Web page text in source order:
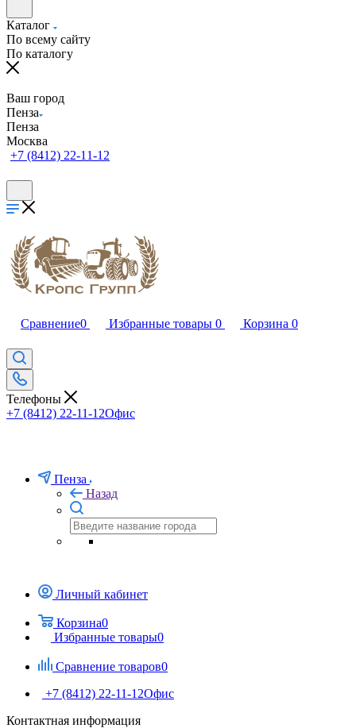
Каталог
По всему сайту
По каталогу
Ваш город
Пенза
Пенза
Москва
+7 (8412) 22-11-12
Сравнение0 Избранные товары 0 Корзина 0
Телефоны
+7 (8412) 22-11-12Офис
Пенза
Назад
Личный кабинет
Корзина0
Избранные товары0
Сравнение товаров0
+7 (8412) 22-11-12Офис
Контактная информация